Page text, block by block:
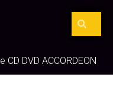
CD DVD ACCORDEON